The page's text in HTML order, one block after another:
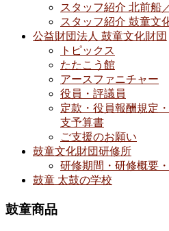
スタッフ紹介 北前船
スタッフ紹介 鼓童文
公益財団法人 鼓童文化財団
トピックス
たたこう館
アースファニチャー
役員・評議員
定款・役員報酬規定
支予算書
ご支援のお願い
鼓童文化財団研修所
研修期間・研修概要
鼓童 太鼓の学校
鼓童商品